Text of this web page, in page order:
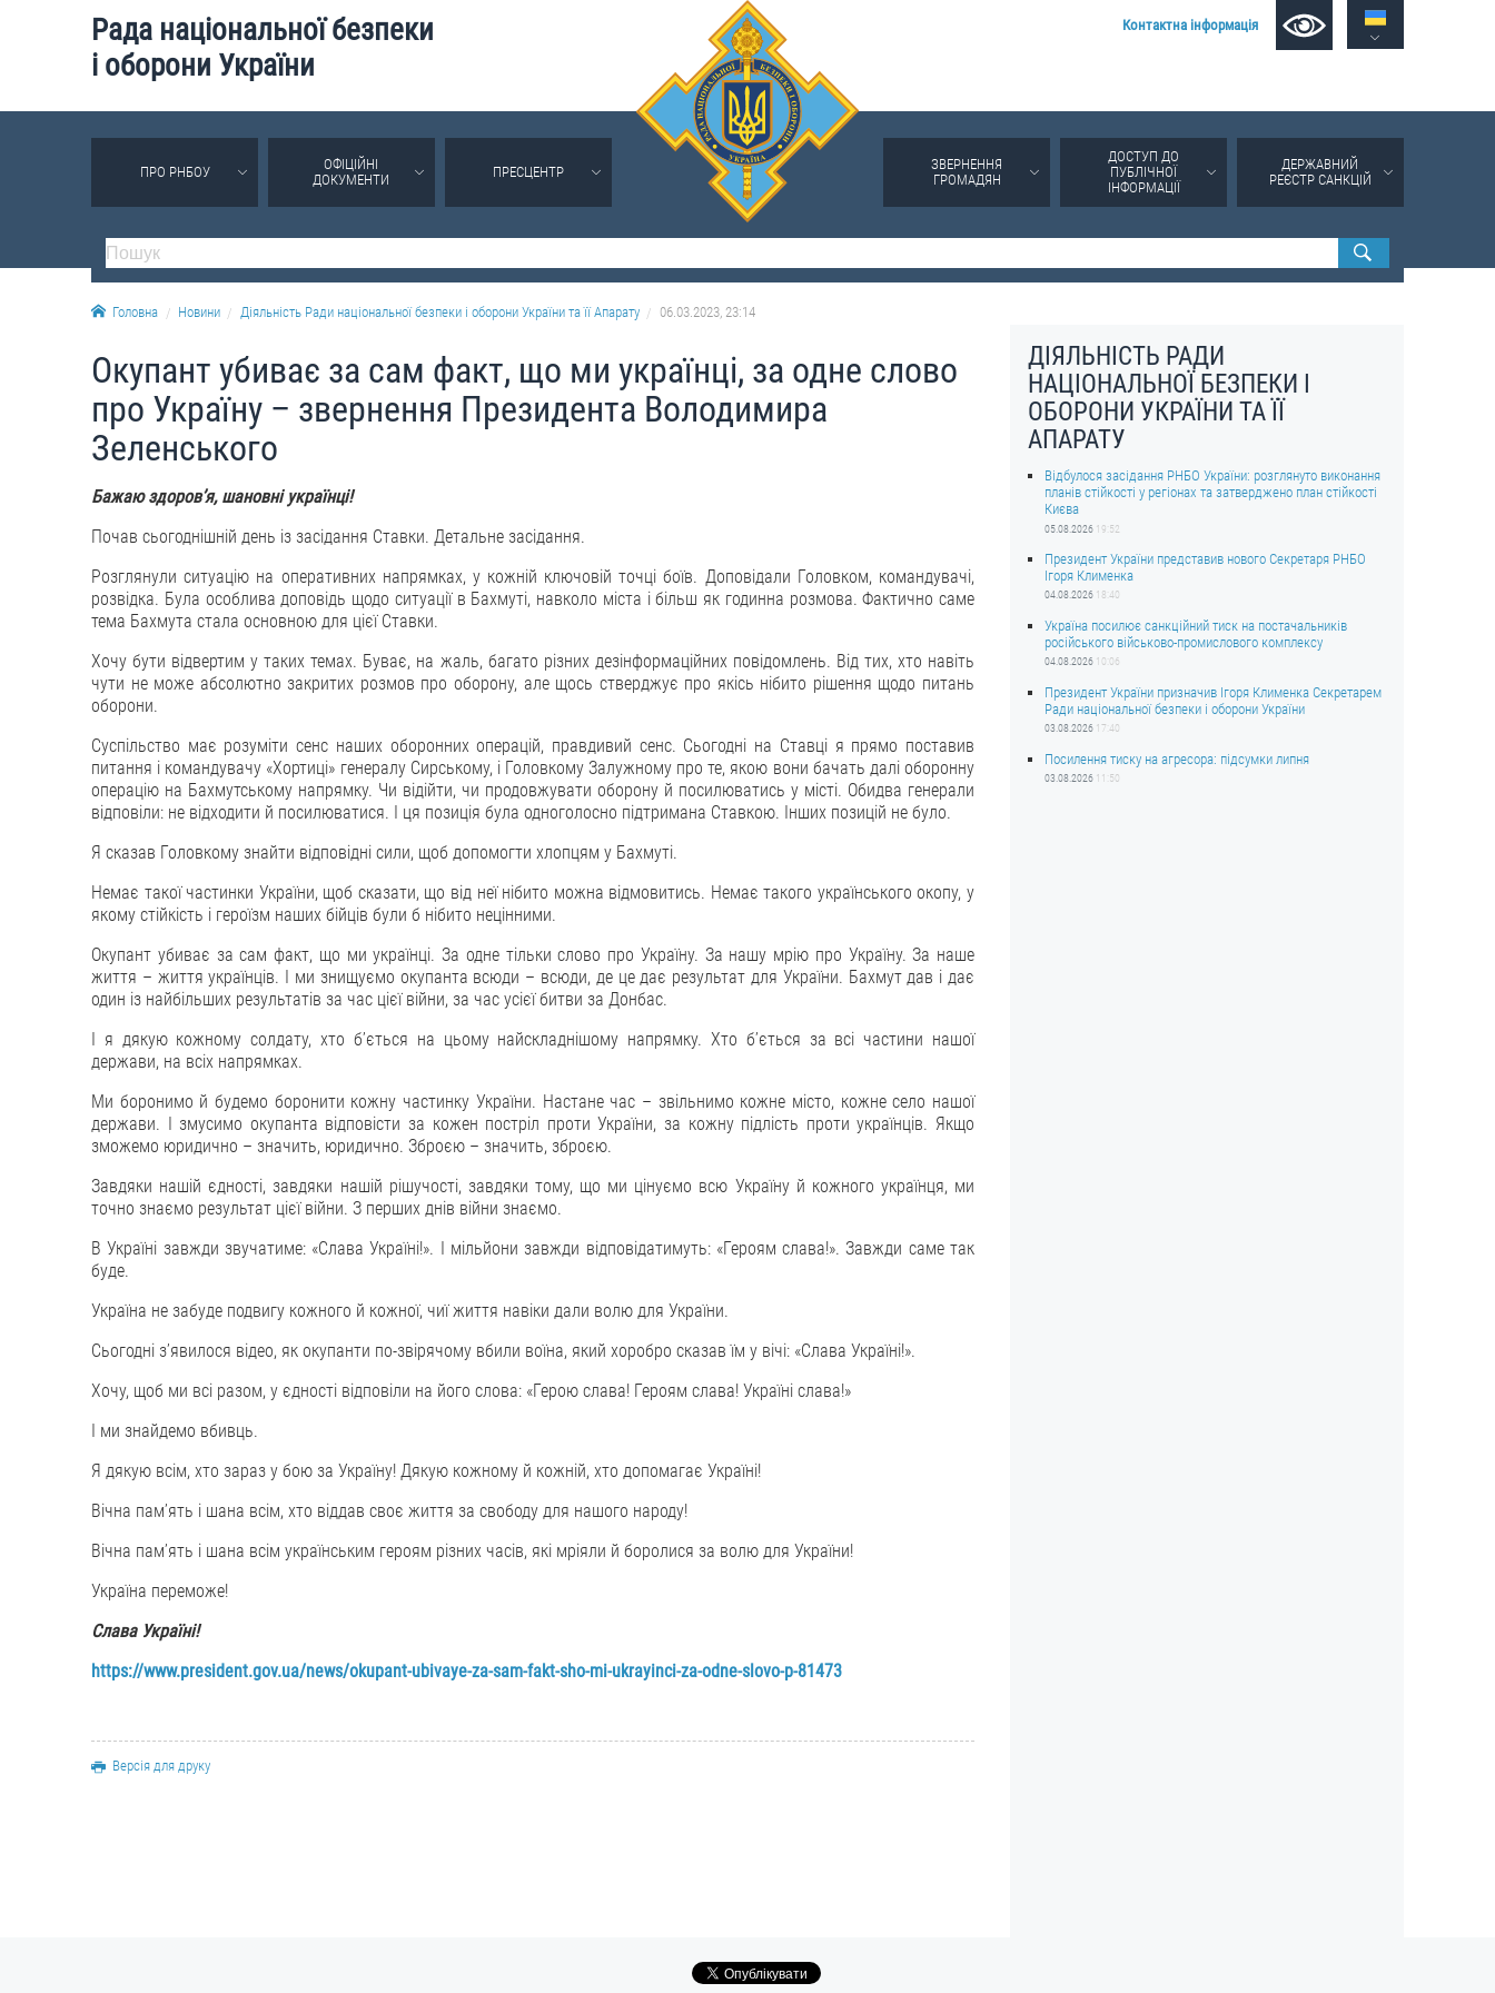
Рада національної безпеки
і оборони України
Контактна інформація
ПРО РНБОУ
ОФІЦІЙНІ
ДОКУМЕНТИ
ПРЕСЦЕНТР
ЗВЕРНЕННЯ
ГРОМАДЯН
ДОСТУП ДО
ПУБЛІЧНОЇ
ІНФОРМАЦІЇ
ДЕРЖАВНИЙ
РЕЄСТР САНКЦІЙ
Головна Новини Діяльність Ради національної безпеки і оборони України та її Апарату 06.03.2023, 23:14
Окупант убиває за сам факт, що ми українці, за одне слово
про Україну – звернення Президента Володимира
Зеленського
Бажаю здоровʼя, шановні українці!
Почав сьогоднішній день із засідання Ставки. Детальне засідання.
Розглянули ситуацію на оперативних напрямках, у кожній ключовій точці боїв. Доповідали Головком, командувачі,
розвідка. Була особлива доповідь щодо ситуації в Бахмуті, навколо міста і більш як годинна розмова. Фактично саме
тема Бахмута стала основною для цієї Ставки.
Хочу бути відвертим у таких темах. Буває, на жаль, багато різних дезінформаційних повідомлень. Від тих, хто навіть
чути не може абсолютно закритих розмов про оборону, але щось стверджує про якісь нібито рішення щодо питань
оборони.
Суспільство має розуміти сенс наших оборонних операцій, правдивий сенс. Сьогодні на Ставці я прямо поставив
питання і командувачу «Хортиці» генералу Сирському, і Головкому Залужному про те, якою вони бачать далі оборонну
операцію на Бахмутському напрямку. Чи відійти, чи продовжувати оборону й посилюватись у місті. Обидва генерали
відповіли: не відходити й посилюватися. І ця позиція була одноголосно підтримана Ставкою. Інших позицій не було.
Я сказав Головкому знайти відповідні сили, щоб допомогти хлопцям у Бахмуті.
Немає такої частинки України, щоб сказати, що від неї нібито можна відмовитись. Немає такого українського окопу, у
якому стійкість і героїзм наших бійців були б нібито нецінними.
Окупант убиває за сам факт, що ми українці. За одне тільки слово про Україну. За нашу мрію про Україну. За наше
життя – життя українців. І ми знищуємо окупанта всюди – всюди, де це дає результат для України. Бахмут дав і дає
один із найбільших результатів за час цієї війни, за час усієї битви за Донбас.
І я дякую кожному солдату, хто бʼється на цьому найскладнішому напрямку. Хто бʼється за всі частини нашої
держави, на всіх напрямках.
Ми боронимо й будемо боронити кожну частинку України. Настане час – звільнимо кожне місто, кожне село нашої
держави. І змусимо окупанта відповісти за кожен постріл проти України, за кожну підлість проти українців. Якщо
зможемо юридично – значить, юридично. Зброєю – значить, зброєю.
Завдяки нашій єдності, завдяки нашій рішучості, завдяки тому, що ми цінуємо всю Україну й кожного українця, ми
точно знаємо результат цієї війни. З перших днів війни знаємо.
В Україні завжди звучатиме: «Слава Україні!». І мільйони завжди відповідатимуть: «Героям слава!». Завжди саме так
буде.
Україна не забуде подвигу кожного й кожної, чиї життя навіки дали волю для України.
Сьогодні зʼявилося відео, як окупанти по-звірячому вбили воїна, який хоробро сказав їм у вічі: «Слава Україні!».
Хочу, щоб ми всі разом, у єдності відповіли на його слова: «Герою слава! Героям слава! Україні слава!»
І ми знайдемо вбивць.
Я дякую всім, хто зараз у бою за Україну! Дякую кожному й кожній, хто допомагає Україні!
Вічна памʼять і шана всім, хто віддав своє життя за свободу для нашого народу!
Вічна памʼять і шана всім українським героям різних часів, які мріяли й боролися за волю для України!
Україна переможе!
Слава Україні!
https://www.president.gov.ua/news/okupant-ubivaye-za-sam-fakt-sho-mi-ukrayinci-za-odne-slovo-p-81473
Версія для друку
ДІЯЛЬНІСТЬ РАДИ
НАЦІОНАЛЬНОЇ БЕЗПЕКИ І
ОБОРОНИ УКРАЇНИ ТА ЇЇ
АПАРАТУ
Відбулося засідання РНБО України: розглянуто виконання
планів стійкості у регіонах та затверджено план стійкості
Києва
05.08.2026 19:52
Президент України представив нового Секретаря РНБО
Ігоря Клименка
04.08.2026 18:40
Україна посилює санкційний тиск на постачальників
російського військово-промислового комплексу
04.08.2026 10:06
Президент України призначив Ігоря Клименка Секретарем
Ради національної безпеки і оборони України
03.08.2026 17:40
Посилення тиску на агресора: підсумки липня
03.08.2026 11:50